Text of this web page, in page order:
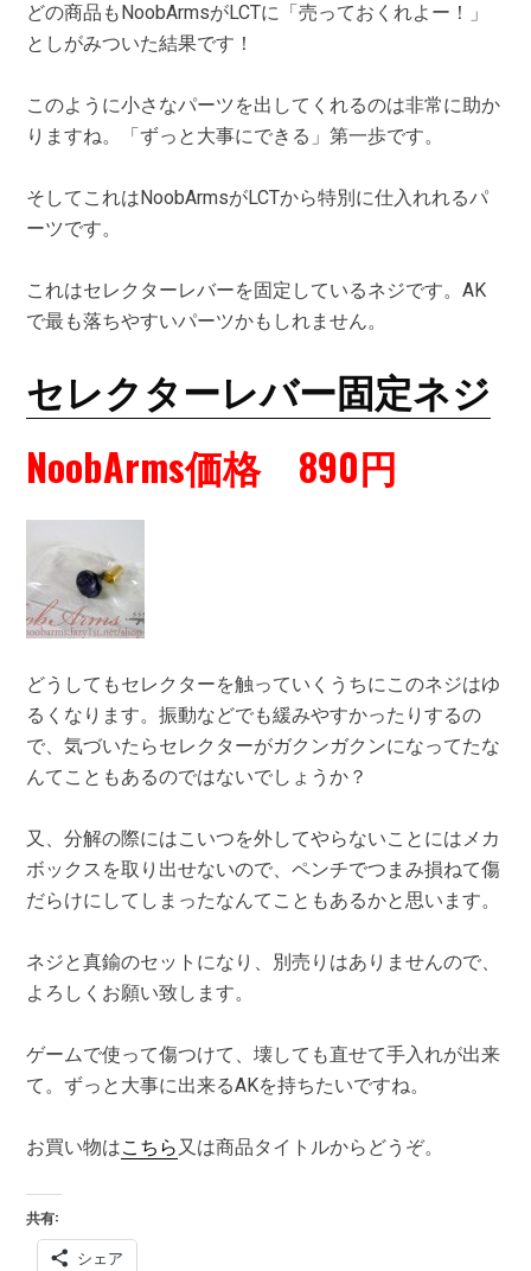
どの商品もNoobArmsがLCTに「売っておくれよー！」
としがみついた結果です！
このように小さなパーツを出してくれるのは非常に助か
りますね。「ずっと大事にできる」第一歩です。
そしてこれはNoobArmsがLCTから特別に仕入れれるパ
ーツです。
これはセレクターレバーを固定しているネジです。AK
で最も落ちやすいパーツかもしれません。
セレクターレバー固定ネジ
NoobArms価格 890円
どうしてもセレクターを触っていくうちにこのネジはゆ
るくなります。振動などでも緩みやすかったりするの
で、気づいたらセレクターがガクンガクンになってたな
んてこともあるのではないでしょうか？
又、分解の際にはこいつを外してやらないことにはメカ
ボックスを取り出せないので、ペンチでつまみ損ねて傷
だらけにしてしまったなんてこともあるかと思います。
ネジと真鍮のセットになり、別売りはありませんので、
よろしくお願い致します。
ゲームで使って傷つけて、壊しても直せて手入れが出来
て。ずっと大事に出来るAKを持ちたいですね。
お買い物はこちら 又は商品タイトルからどうぞ。
共有:
シェア